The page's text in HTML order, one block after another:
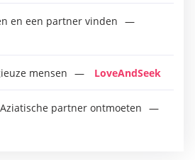
en een partner vinden
mensen LoveAndSeek
partner ontmoeten